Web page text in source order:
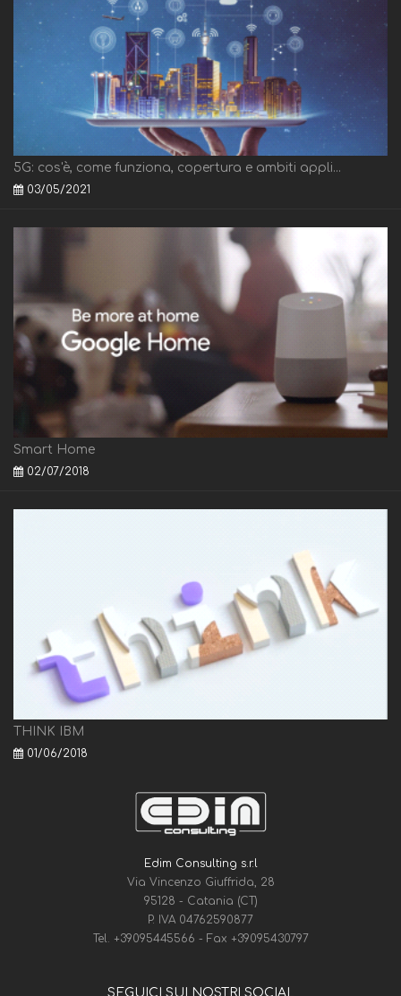
5G: cos'è, come funziona, copertura e ambiti appli...
03/05/2021
Smart Home
02/07/2018
THINK IBM
01/06/2018
Edim Consulting s.r.l
Via Vincenzo Giuffrida, 28
95128 - Catania (CT)
P. IVA 04762590877
Tel. +39095445566 - Fax +39095430797
SEGUICI SUI NOSTRI SOCIAL